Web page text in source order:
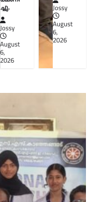
ച്ചു.
Jossy
August
6,
2026
Jossy
August
6,
2026